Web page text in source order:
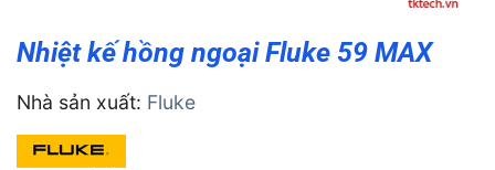
Nhiệt kế hồng ngoại Fluke 59 MAX
Nhà sản xuất: Fluke